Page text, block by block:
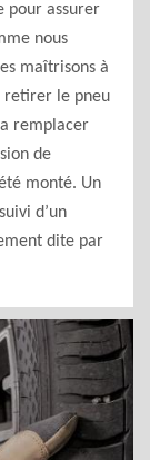
pour assurer
nous
maîtrisons à
retirer le pneu
remplacer
de
monté. Un
d’un
dite par